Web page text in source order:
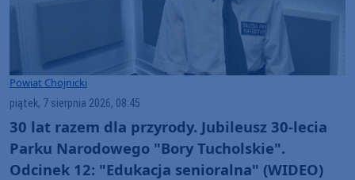
Powiat Chojnicki
piątek, 7 sierpnia 2026, 08:45
30 lat razem dla przyrody. Jubileusz 30-lecia
Parku Narodowego "Bory Tucholskie".
Odcinek 12: "Edukacja senioralna" (WIDEO)